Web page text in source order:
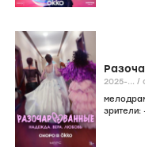
2025-... /
зрители: